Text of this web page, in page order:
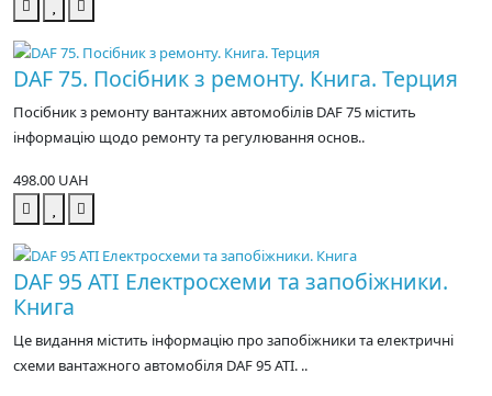
DAF 75. Посібник з ремонту. Книга. Терция
Посібник з ремонту вантажних автомобілів DAF 75 містить
інформацію щодо ремонту та регулювання основ..
498.00 UAH
DAF 95 ATI Електросхеми та запобіжники.
Книга
Це видання містить інформацію про запобіжники та електричні
схеми вантажного автомобіля DAF 95 ATI. ..